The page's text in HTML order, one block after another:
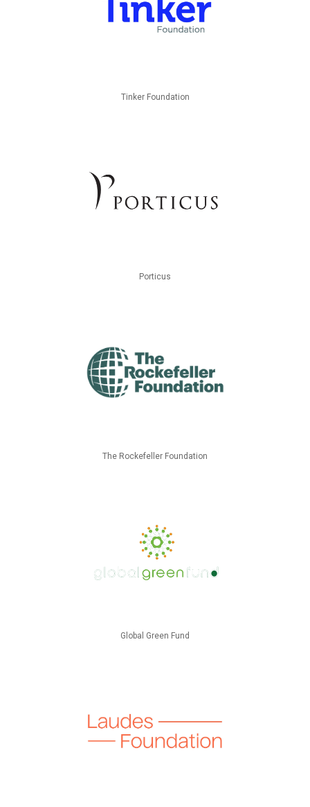
Tinker Foundation
Porticus
The Rockefeller Foundation
Global Green Fund